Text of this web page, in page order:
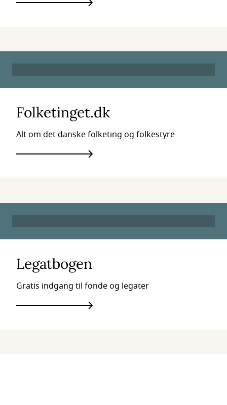
Folketinget.dk
Alt om det danske folketing og folkestyre
Legatbogen
Gratis indgang til fonde og legater